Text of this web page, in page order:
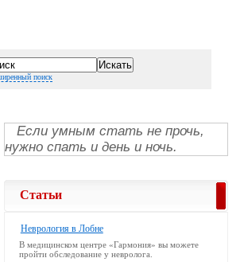
поиск
Если умным стать не прочь,
нужно спать и день и ночь.
Статьи
Неврология в Лобне
В медицинском центре «Гармония» вы можете
пройти обследование у невролога.